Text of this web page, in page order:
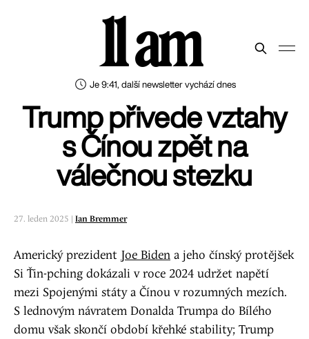
Je 9:41, další newsletter vychází dnes
11 am
Trump přivede vztahy
s Čínou zpět na
válečnou stezku
27. leden 2025 | Ian Bremmer
Americký prezident Joe Biden a jeho čínský protějšek
Si Ťin-pching dokázali v roce 2024 udržet napětí
mezi Spojenými státy a Čínou v rozumných mezích.
S lednovým návratem Donalda Trumpa do Bílého
domu však skončí období křehké stability; Trump